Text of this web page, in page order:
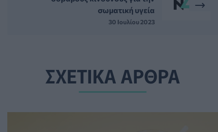
σωματική υγεία
30 Ιουλίου 2023
ΣΧΕΤΙΚΑ ΑΡΘΡΑ